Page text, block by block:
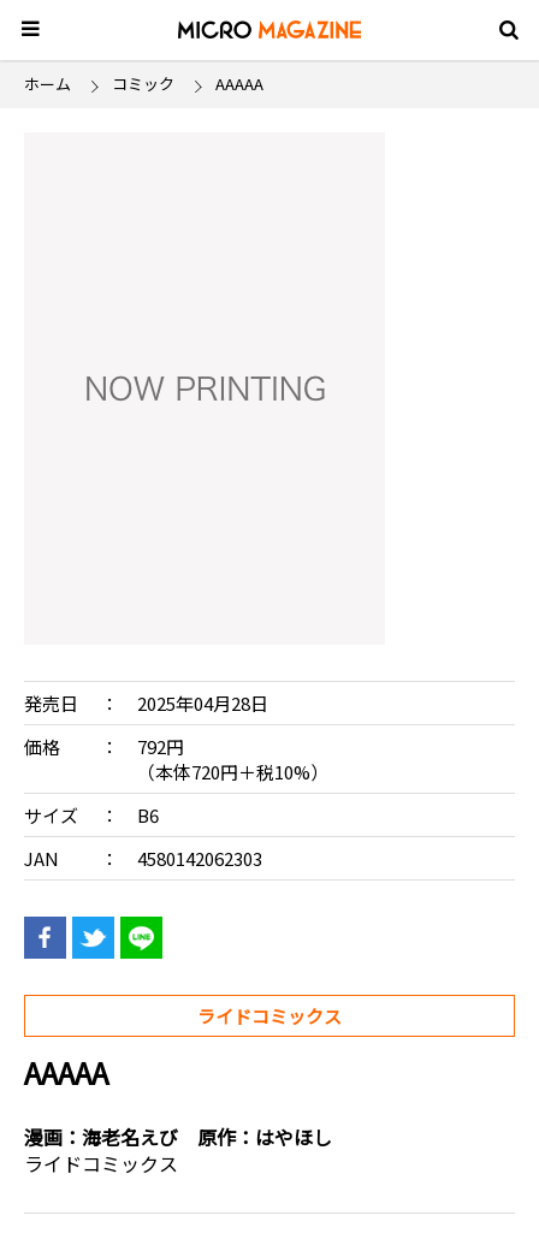
ホーム コミック AAAAA
発売日
2025年04月28日
価格
792円
（本体720円＋税10%）
サイズ
B6
JAN
4580142062303
ライドコミックス
AAAAA
漫画： 海老名えび 原作： はやほし
ライドコミックス